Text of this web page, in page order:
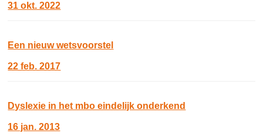
31 okt. 2022
Een nieuw wetsvoorstel
22 feb. 2017
Dyslexie in het mbo eindelijk onderkend
16 jan. 2013